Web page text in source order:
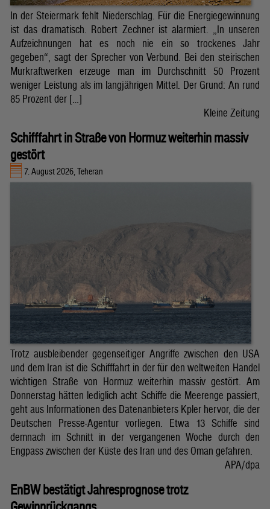
In der Steiermark fehlt Niederschlag. Für die Energiegewinnung
ist das dramatisch. Robert Zechner ist alarmiert. „In unseren
Aufzeichnungen hat es noch nie ein so trockenes Jahr
gegeben“, sagt der Sprecher von Verbund. Bei den steirischen
Murkraftwerken erzeuge man im Durchschnitt 50 Prozent
weniger Leistung als im langjährigen Mittel. Der Grund: An rund
85 Prozent der […]
Kleine Zeitung
Schifffahrt in Straße von Hormuz weiterhin massiv
gestört
7. August 2026, Teheran
Trotz ausbleibender gegenseitiger Angriffe zwischen den USA
und dem Iran ist die Schifffahrt in der für den weltweiten Handel
wichtigen Straße von Hormuz weiterhin massiv gestört. Am
Donnerstag hätten lediglich acht Schiffe die Meerenge passiert,
geht aus Informationen des Datenanbieters Kpler hervor, die der
Deutschen Presse-Agentur vorliegen. Etwa 13 Schiffe sind
demnach im Schnitt in der vergangenen Woche durch den
Engpass zwischen der Küste des Iran und des Oman gefahren.
APA/dpa
EnBW bestätigt Jahresprognose trotz